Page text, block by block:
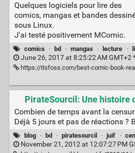
Quelques logiciels pour lire des
comics, mangas et bandes
sous Linux.
J'ai testé positivement MComic.
comics · bd · mangas · lecture ·
June 26, 2017 at 8:25:22 AM GMT+2 *
https://itsfoss.com/best-comic-book-
PirateSourcil: Une histoire
Combien de temps avant la
Déjà 5 jours et pas de réactions ?
blog · bd · piratesourcil · juif ·
November 21, 2012 at 12:07:27 PM